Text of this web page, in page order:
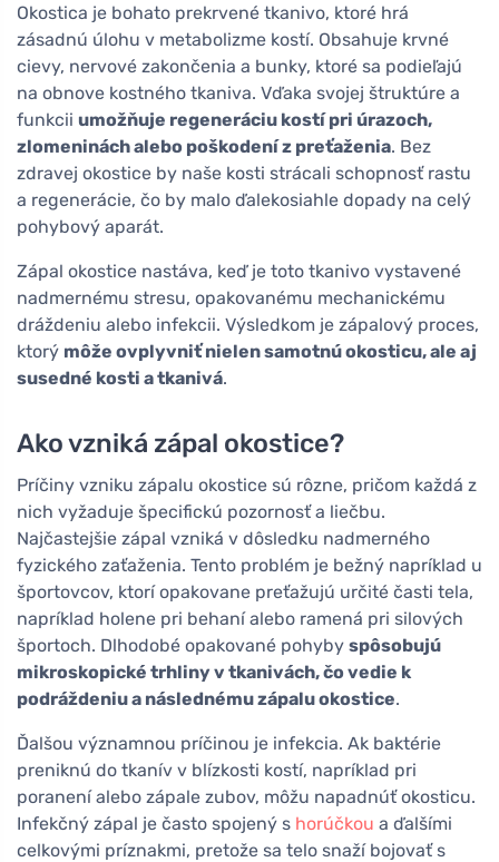
Okostica je bohato prekrvené tkanivo, ktoré hrá
zásadnú úlohu v metabolizme kostí. Obsahuje krvné
cievy, nervové zakončenia a bunky, ktoré sa podieľajú
na obnove kostného tkaniva. Vďaka svojej štruktúre a
funkcii umožňuje regeneráciu kostí pri úrazoch,
zlomeninách alebo poškodení z preťaženia. Bez
zdravej okostice by naše kosti strácali schopnosť rastu
a regenerácie, čo by malo ďalekosiahle dopady na celý
pohybový aparát.
Zápal okostice nastáva, keď je toto tkanivo vystavené
nadmernému stresu, opakovanému mechanickému
dráždeniu alebo infekcii. Výsledkom je zápalový proces,
ktorý môže ovplyvniť nielen samotnú okosticu, ale aj
susedné kosti a tkanivá.
Ako vzniká zápal okostice?
Príčiny vzniku zápalu okostice sú rôzne, pričom každá z
nich vyžaduje špecifickú pozornosť a liečbu.
Najčastejšie zápal vzniká v dôsledku nadmerného
fyzického zaťaženia. Tento problém je bežný napríklad u
športovcov, ktorí opakovane preťažujú určité časti tela,
napríklad holene pri behaní alebo ramená pri silových
športoch. Dlhodobé opakované pohyby spôsobujú
mikroskopické trhliny v tkanivách, čo vedie k
podráždeniu a následnému zápalu okostice.
Ďalšou významnou príčinou je infekcia. Ak baktérie
preniknú do tkanív v blízkosti kostí, napríklad pri
poranení alebo zápale zubov, môžu napadnúť okosticu.
Infekčný zápal je často spojený s horúčkou a ďalšími
celkovými príznakmi, pretože sa telo snaží bojovať s